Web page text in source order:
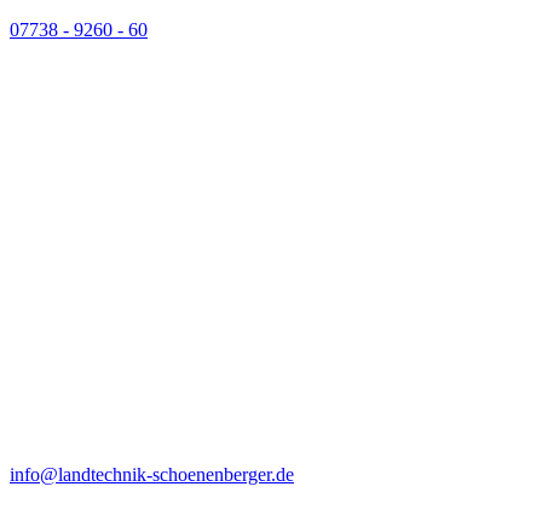
07738 - 9260 - 60
info@landtechnik-schoenenberger.de